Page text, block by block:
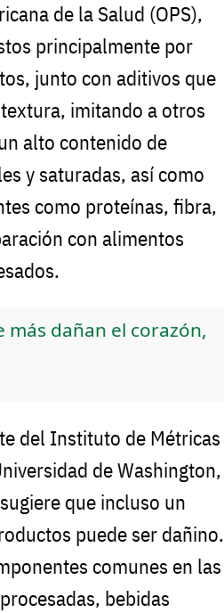
de la Salud (OPS),
principalmente por
junto con aditivos que
imitando a otros
alto contenido de
y saturadas, así como
como proteínas, fibra,
con alimentos
más dañan el corazón,
del Instituto de Métricas
de Washington,
que incluso un
puede ser dañino.
comunes en las
bebidas